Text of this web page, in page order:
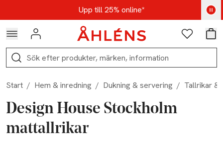
Hoppa till navigationsmenynUpp till 25% online*
Kod: AUG25 - Shoppa nu
Logga in Favoriter
Sök
Start / Hem & inredning / Dukning & servering / Tallrikar &
Design House Stockholm
mattallrikar